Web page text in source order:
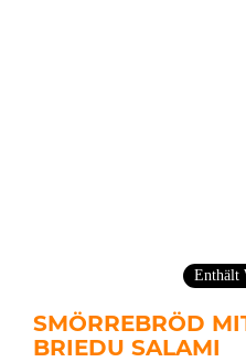
Enthält
SMÖRREBRÖD
BRIEDU SALAMI